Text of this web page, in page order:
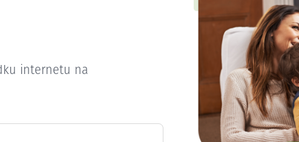
internetu na